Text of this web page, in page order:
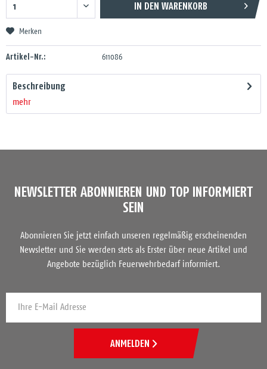
IN DEN WARENKORB
Merken
Artikel-Nr.: 611086
Beschreibung
mehr
NEWSLETTER ABONNIEREN UND TOP INFORMIERT
SEIN
Abonnieren Sie jetzt einfach unseren regelmäßig erscheinenden
Newsletter und Sie werden stets als Erster über neue Artikel und
Angebote bezüglich Feuerwehrbedarf informiert.
ANMELDEN